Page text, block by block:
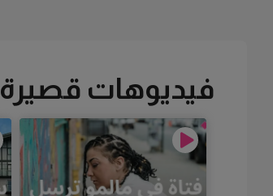
فيديوهات قصيرة